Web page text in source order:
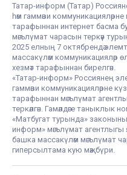
Татар-информ (Татар)
һәм гаммәви
тарафыннан интернет басма
мәгълүмат чарасын теркәү
2025 елның 7 октябрендә
массакүләм коммуникацияләр
хезмәт тарафыннан бирелгән.
«Татар-информ» Россиянең
гаммәви коммуникацияләрне
тарафыннан мәгълүмат
теркәлгән. Гамәлдәге
«Матбугат турында»
информ» мәгълүмат
башка массакүләм мәгълүмат
гиперсылтама кую мәҗбүри.